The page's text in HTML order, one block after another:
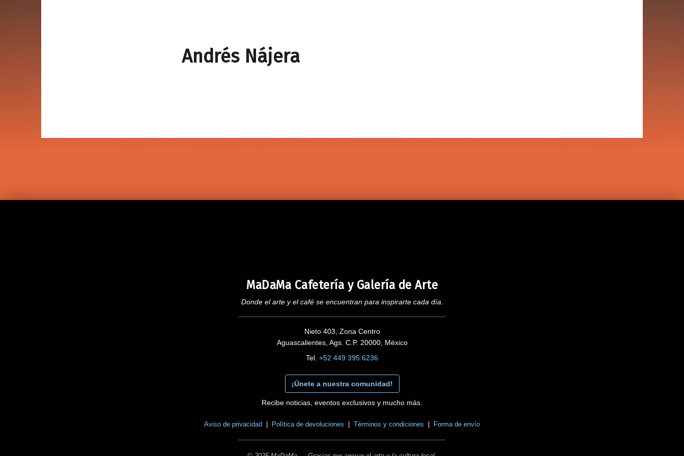
Andrés Nájera
MaDaMa Cafetería y Galería de Arte
Donde el arte y el café se encuentran para inspirarte cada día.
Nieto 403, Zona Centro
Aguascalientes, Ags. C.P. 20000, México
Tel. +52 449 395 6236
¡Únete a nuestra comunidad!
Recibe noticias, eventos exclusivos y mucho más.
Aviso de privacidad Política de devoluciones Términos y condiciones Forma de envío